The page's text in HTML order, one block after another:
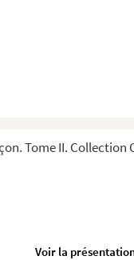
Tome II. Collection